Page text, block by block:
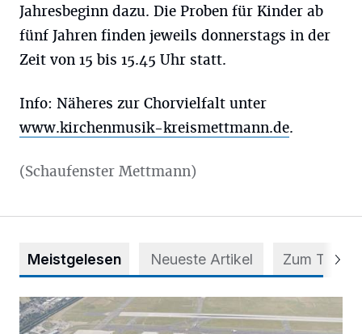
Jahresbeginn dazu. Die Proben für Kinder ab
fünf Jahren finden jeweils donnerstags in der
Zeit von 15 bis 15.45 Uhr statt.
Info: Näheres zur Chorvielfalt unter
www.kirchenmusik-kreismettmann.de.
(Schaufenster Mettmann)
Meistgelesen Neueste Artikel Zum Thema
Vorsicht bei dubiosen „Park & Fly“-Anbietern